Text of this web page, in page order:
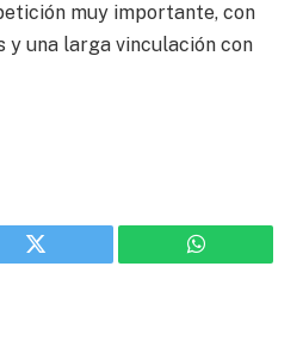
muy importante, con
y una larga vinculación con
Twitter WhatsApp